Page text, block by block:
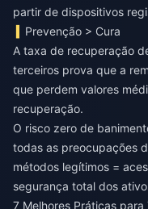
partir de dispositivos
Prevenção > Cura
A taxa de recuperação
terceiros prova que a
que perdem valores
recuperação.
O risco zero de
todas as preocupações
métodos legítimos =
segurança total dos
7 Melhores Práticas